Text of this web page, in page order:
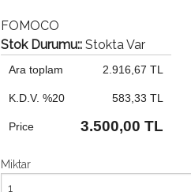
FOMOCO
Stok Durumu:: Stokta Var
Ara toplam 2.916,67 TL
K.D.V. %20 583,33 TL
Price 3.500,00 TL
Miktar